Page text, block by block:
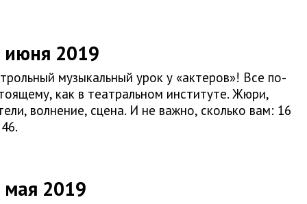
июня 2019
музыкальный урок у «актеров»! Все по-
как в театральном институте. Жюри,
волнение, сцена. И не важно, сколько вам: 16
2019